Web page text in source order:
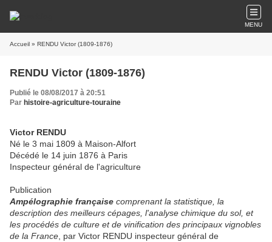
MENU
Accueil » RENDU Victor (1809-1876)
RENDU Victor (1809-1876)
Publié le 08/08/2017 à 20:51
Par histoire-agriculture-touraine
Victor RENDU
Né le 3 mai 1809 à Maison-Alfort
Décédé le 14 juin 1876 à Paris
Inspecteur général de l'agriculture
Publication
Ampélographie française comprenant la statistique, la
description des meilleurs cépages, l'analyse chimique du sol, et
les procédés de culture et de vinification des principaux vignobles
de la France , par Victor RENDU inspecteur général de